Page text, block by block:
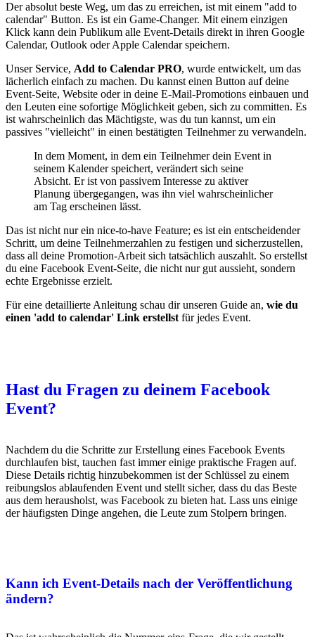
Der absolut beste Weg, um das zu erreichen, ist mit einem "add to
calendar" Button. Es ist ein Game-Changer. Mit einem einzigen
Klick kann dein Publikum alle Event-Details direkt in ihren Google
Calendar, Outlook oder Apple Calendar speichern.
Unser Service, Add to Calendar PRO, wurde entwickelt, um das
lächerlich einfach zu machen. Du kannst einen Button auf deine
Event-Seite, Website oder in deine E-Mail-Promotions einbauen und
den Leuten eine sofortige Möglichkeit geben, sich zu committen. Es
ist wahrscheinlich das Mächtigste, was du tun kannst, um ein
passives "vielleicht" in einen bestätigten Teilnehmer zu verwandeln.
In dem Moment, in dem ein Teilnehmer dein Event in
seinem Kalender speichert, verändert sich seine
Absicht. Er ist von passivem Interesse zu aktiver
Planung übergegangen, was ihn viel wahrscheinlicher
am Tag erscheinen lässt.
Das ist nicht nur ein nice-to-have Feature; es ist ein entscheidender
Schritt, um deine Teilnehmerzahlen zu festigen und sicherzustellen,
dass all deine Promotion-Arbeit sich tatsächlich auszahlt. So erstellst
du eine Facebook Event-Seite, die nicht nur gut aussieht, sondern
echte Ergebnisse erzielt.
Für eine detaillierte Anleitung schau dir unseren Guide an, wie du
einen 'add to calendar' Link erstellst für jedes Event.
Hast du Fragen zu deinem Facebook
Event?
Nachdem du die Schritte zur Erstellung eines Facebook Events
durchlaufen bist, tauchen fast immer einige praktische Fragen auf.
Diese Details richtig hinzubekommen ist der Schlüssel zu einem
reibungslos ablaufenden Event und stellt sicher, dass du das Beste
aus dem herausholst, was Facebook zu bieten hat. Lass uns einige
der häufigsten Dinge angehen, die Leute zum Stolpern bringen.
Kann ich Event-Details nach der Veröffentlichung
ändern?